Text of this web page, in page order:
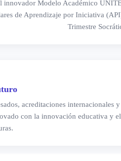
innovador Modelo Académico
de Aprendizaje por Iniciativa
Trimestre
acreditaciones internacionales y
con la innovación educativa y el